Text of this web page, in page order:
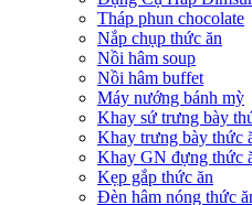
Tháp phun chocolate
Nắp chụp thức ăn
Nồi hâm soup
Nồi hâm buffet
Máy nướng bánh mỳ
Khay sứ trưng bày
Khay trưng bày thức
Khay GN đựng thức
Kẹp gắp thức ăn
Đèn hâm nóng thức